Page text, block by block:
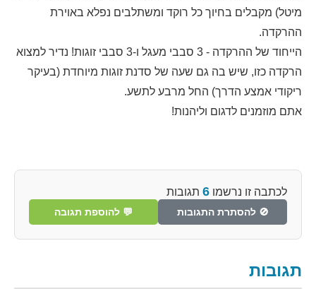
מיטל) מקבלים בחיוך כל רוקד ומשתלבים נפלא באוירת
ההרקדה.
הייחוד של ההרקדה - 3 סבבי מעגל ו-3 סבבי זוגות! נדיר למצוא
הרקדה כזו, שיש בה גם שעה של סדנת זוגות מיוחדת (בעיקר
ריקודי אמצע הדרך) החל מרבע לתשע.
אתם מוזמנים לדגום וליהנות!
לכתבה זו נרשמו 6 תגובות
🚫 להסתרת התגובות 💬 להוספת תגובה
תגובות